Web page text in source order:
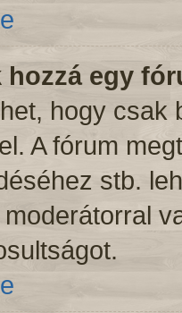
hozzá egy
hogy
A fórum
stb.